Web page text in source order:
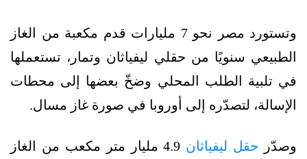
وتستورد مصر نحو 7 مليارات قدم مكعبة من الغاز
الطبيعي سنويًا من حقلي ليفياثان وتمار، تستعملها
في تلبية الطلب المحلي وضخّ بعضها إلى محطات
الإسالة، لتصدّره إلى أوروبا في صورة غاز مسال.
وصدّر حقل ليفياثان
4.9 مليار متر مكعب من الغاز